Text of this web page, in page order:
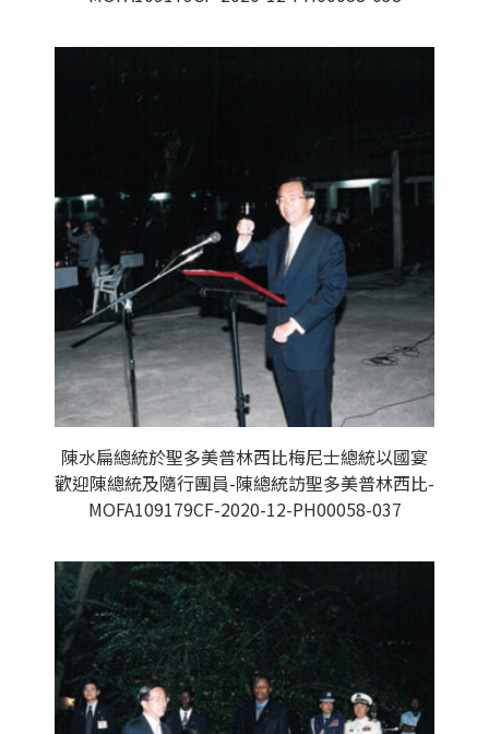
陳水扁總統於聖多美普林西比梅尼士總統以國宴
歡迎陳總統及隨行團員-陳總統訪聖多美普林西比-
MOFA109179CF-2020-12-PH00058-037